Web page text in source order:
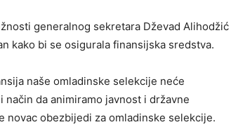
generalnog sekretara Dževad Alihodžić
kako bi se osigurala finansijska sredstva.
naše omladinske selekcije neće
da animiramo javnost i državne
novac obezbijedi za omladinske selekcije.